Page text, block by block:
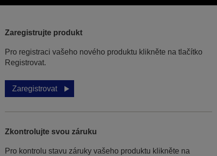
Zaregistrujte produkt
Pro registraci vašeho nového produktu klikněte na tlačítko
Registrovat.
Zaregistrovat
Zkontrolujte svou záruku
Pro kontrolu stavu záruky vašeho produktu klikněte na